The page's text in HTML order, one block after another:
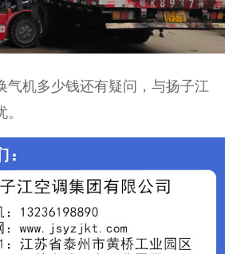
气机多少钱还有疑问，与扬子江